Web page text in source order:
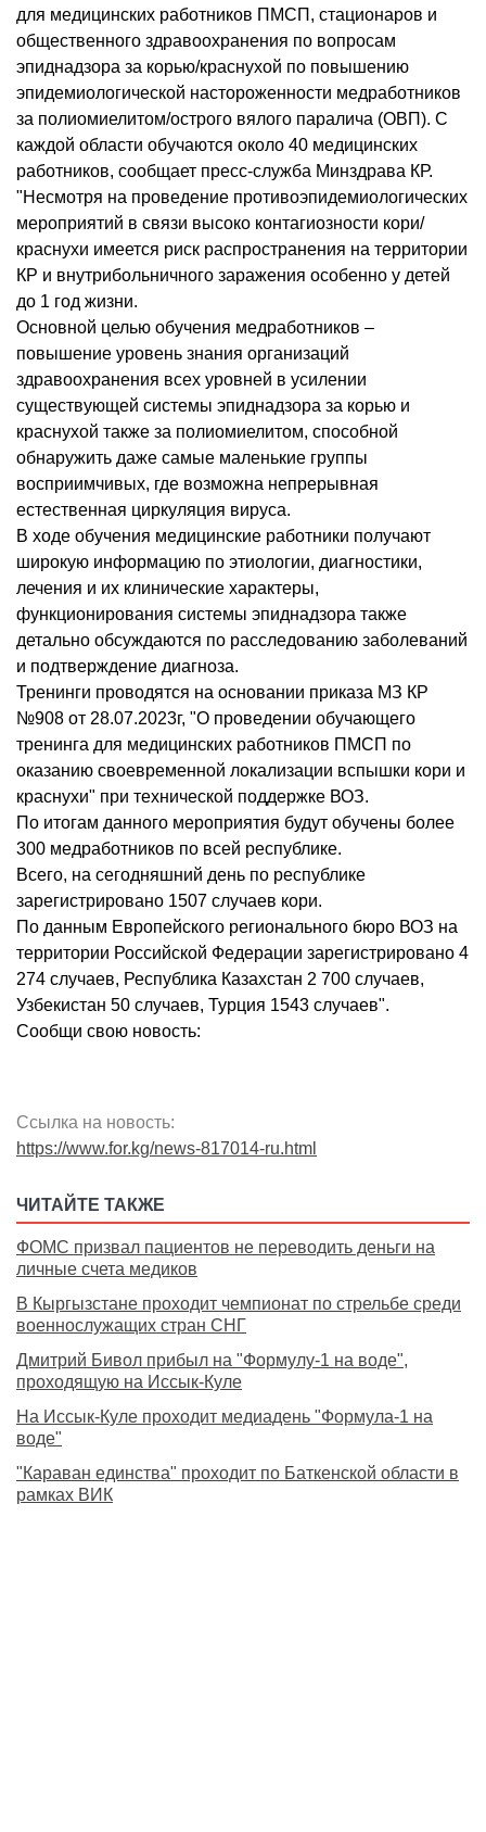
для медицинских работников ПМСП, стационаров и
общественного здравоохранения по вопросам
эпиднадзора за корью/краснухой по повышению
эпидемиологической настороженности медработников
за полиомиелитом/острого вялого паралича (ОВП). С
каждой области обучаются около 40 медицинских
работников, сообщает пресс-служба Минздрава КР.
"Несмотря на проведение противоэпидемиологических
мероприятий в связи высоко контагиозности кори/
краснухи имеется риск распространения на территории
КР и внутрибольничного заражения особенно у детей
до 1 год жизни.
Основной целью обучения медработников –
повышение уровень знания организаций
здравоохранения всех уровней в усилении
существующей системы эпиднадзора за корью и
краснухой также за полиомиелитом, способной
обнаружить даже самые маленькие группы
восприимчивых, где возможна непрерывная
естественная циркуляция вируса.
В ходе обучения медицинские работники получают
широкую информацию по этиологии, диагностики,
лечения и их клинические характеры,
функционирования системы эпиднадзора также
детально обсуждаются по расследованию заболеваний
и подтверждение диагноза.
Тренинги проводятся на основании приказа МЗ КР
№908 от 28.07.2023г, "О проведении обучающего
тренинга для медицинских работников ПМСП по
оказанию своевременной локализации вспышки кори и
краснухи" при технической поддержке ВОЗ.
По итогам данного мероприятия будут обучены более
300 медработников по всей республике.
Всего, на сегодняшний день по республике
зарегистрировано 1507 случаев кори.
По данным Европейского регионального бюро ВОЗ на
территории Российской Федерации зарегистрировано 4
274 случаев, Республика Казахстан 2 700 случаев,
Узбекистан 50 случаев, Турция 1543 случаев".
Сообщи свою новость:
Ссылка на новость:
https://www.for.kg/news-817014-ru.html
ЧИТАЙТЕ ТАКЖЕ
ФОМС призвал пациентов не переводить деньги на
личные счета медиков
В Кыргызстане проходит чемпионат по стрельбе среди
военнослужащих стран СНГ
Дмитрий Бивол прибыл на "Формулу-1 на воде",
проходящую на Иссык-Куле
На Иссык-Куле проходит медиадень "Формула-1 на
воде"
"Караван единства" проходит по Баткенской области в
рамках ВИК